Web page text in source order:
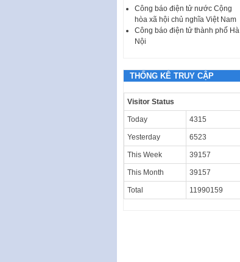
Công báo điện tử nước Cộng
hòa xã hội chủ nghĩa Việt Nam
Công báo điện tử thành phố Hà
Nội
THỐNG KÊ TRUY CẬP
Visitor Status
Today 4315
Yesterday 6523
This Week 39157
This Month 39157
Total 11990159